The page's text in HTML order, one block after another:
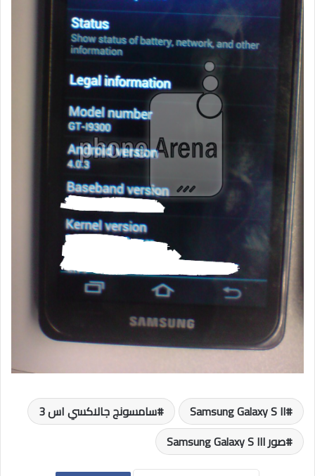
Samsung Galaxy S II
سامسونج جالاكسي اس 3
صور Samsung Galaxy S III